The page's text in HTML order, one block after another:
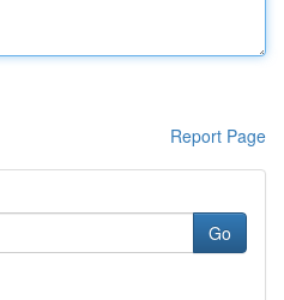
Report Page
Go